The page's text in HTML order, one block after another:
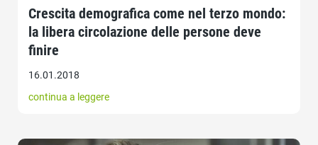
Crescita demografica come nel terzo mondo:
la libera circolazione delle persone deve
finire
16.01.2018
continua a leggere